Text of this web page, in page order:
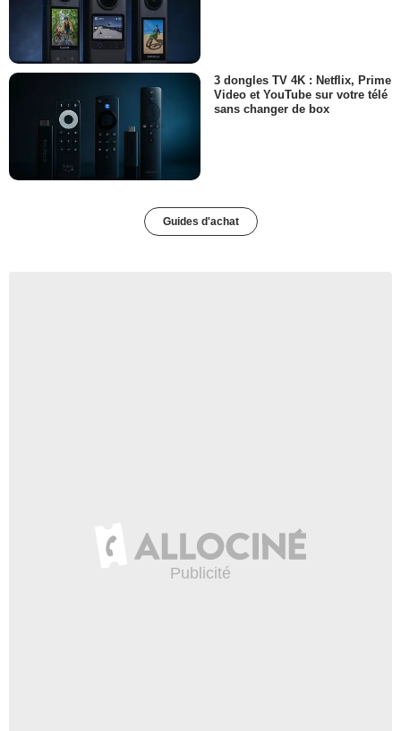
3 dongles TV 4K : Netflix, Prime
Video et YouTube sur votre télé
sans changer de box
Guides d'achat